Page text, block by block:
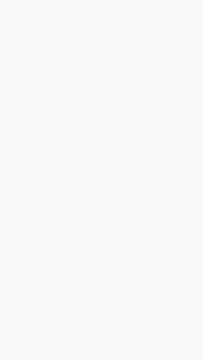
sauny
pro pobyt ve
pro…